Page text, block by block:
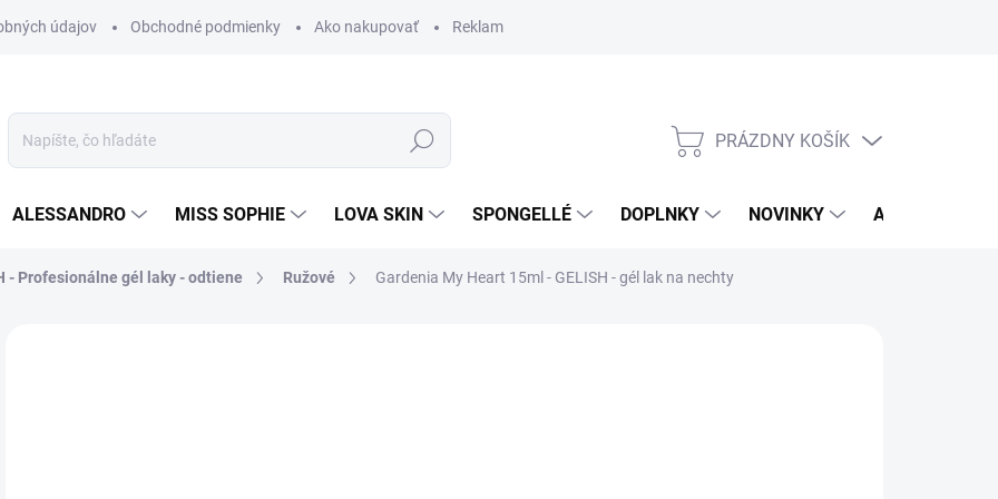
údajov Obchodné podmienky Ako nakupovať Reklamačný poriadok
Hľadať
NÁKUPNÝ
PRÁZDNY KOŠÍK
ALESSANDRO MISS SOPHIE LOVA SKIN SPONGELLÉ DOPLNKY NOVINKY AKCIA
- Profesionálne gél laky - odtiene Ružové Gardenia My Heart 15ml - GELISH - gél lak na nechty